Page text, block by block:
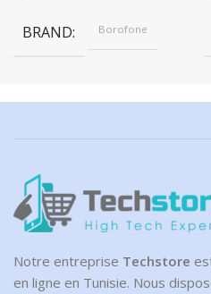
BRAND Borofone
Notre entreprise Techstore
en ligne en Tunisie. Nous